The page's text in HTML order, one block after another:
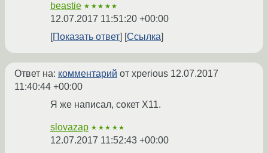
beastie ★★★★★
12.07.2017 11:51:20 +00:00
Показать ответ
Ссылка
Ответ на: комментарий от xperious 12.07.2017
11:40:44 +00:00
Я же написал, сокет X11.
slovazap ★★★★★
12.07.2017 11:52:43 +00:00